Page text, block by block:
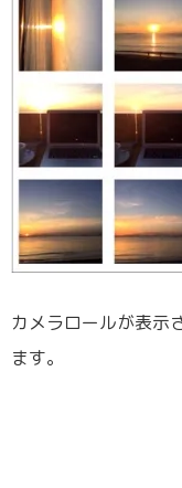
カメラロールが表示
ます。